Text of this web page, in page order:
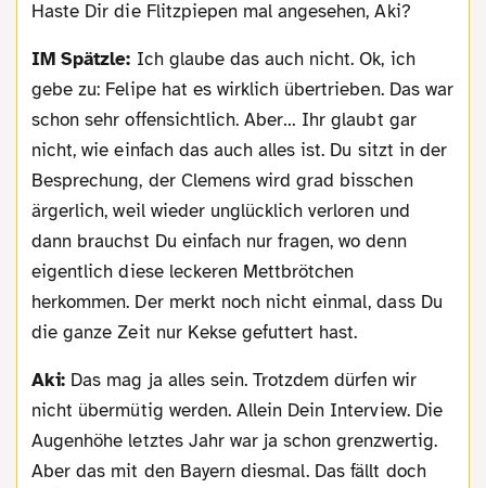
Haste Dir die Flitzpiepen mal angesehen, Aki?
IM Spätzle: Ich glaube das auch nicht. Ok, ich
gebe zu: Felipe hat es wirklich übertrieben. Das war
schon sehr offensichtlich. Aber… Ihr glaubt gar
nicht, wie einfach das auch alles ist. Du sitzt in der
Besprechung, der Clemens wird grad bisschen
ärgerlich, weil wieder unglücklich verloren und
dann brauchst Du einfach nur fragen, wo denn
eigentlich diese leckeren Mettbrötchen
herkommen. Der merkt noch nicht einmal, dass Du
die ganze Zeit nur Kekse gefuttert hast.
Aki: Das mag ja alles sein. Trotzdem dürfen wir
nicht übermütig werden. Allein Dein Interview. Die
Augenhöhe letztes Jahr war ja schon grenzwertig.
Aber das mit den Bayern diesmal. Das fällt doch